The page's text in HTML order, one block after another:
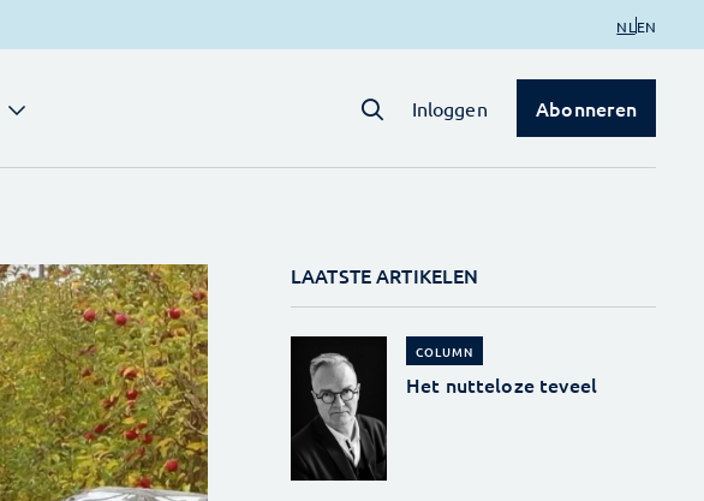
NL EN
Inloggen Abonneren
LAATSTE ARTIKELEN
COLUMN
Het nutteloze teveel